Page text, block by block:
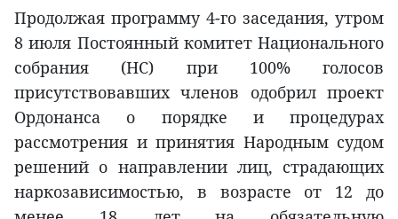
Продолжая программу 4-го заседания, утром
8 июля Постоянный комитет Национального
собрания (НС) при 100% голосов
присутствовавших членов одобрил проект
Ордонанса о порядке и процедурах
рассмотрения и принятия Народным судом
решений о направлении лиц, страдающих
наркозависимостью, в возрасте от 12 до